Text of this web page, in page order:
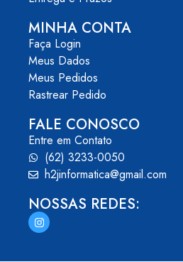
MINHA CONTA
Faça Login
Meus Dados
Meus Pedidos
Rastrear Pedido
FALE CONOSCO
Entre em Contato
(62) 3233-0050
h2jinformatica@gmail.com
NOSSAS REDES: